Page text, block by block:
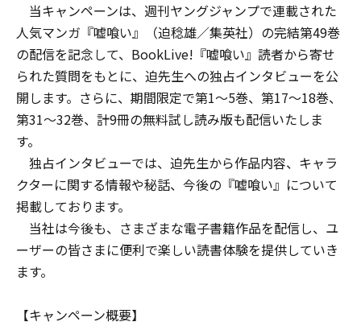
当キャンペーンは、週刊ヤングジャンプで連載された
人気マンガ『嘘喰い』（迫稔雄／集英社）の完結第49巻
の配信を記念して、BookLive!『嘘喰い』読者から寄せ
られた質問をもとに、迫先生への独占インタビューを公
開します。さらに、期間限定で第1～5巻、第17～18巻、
第31～32巻、計9冊の無料試し読み版も配信いたしま
す。
独占インタビューでは、迫先生から作品内容、キャラ
クターに関する情報や秘話、今後の『嘘喰い』について
掲載しております。
当社は今後も、さまざまな電子書籍作品を配信し、ユ
ーザーの皆さまに便利で楽しい読書体験を提供していき
ます。
【キャンペーン概要】